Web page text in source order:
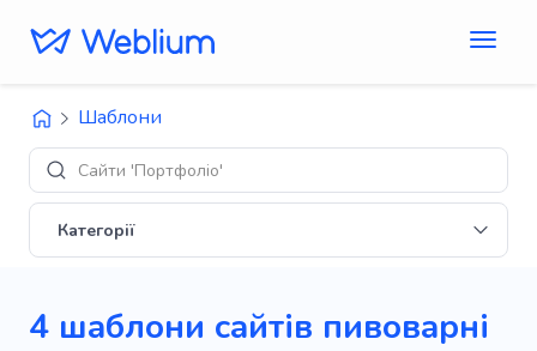
Шаблони
Сайти 'Портфоліо'
Категорії
4 шаблони сайтів пивоварні